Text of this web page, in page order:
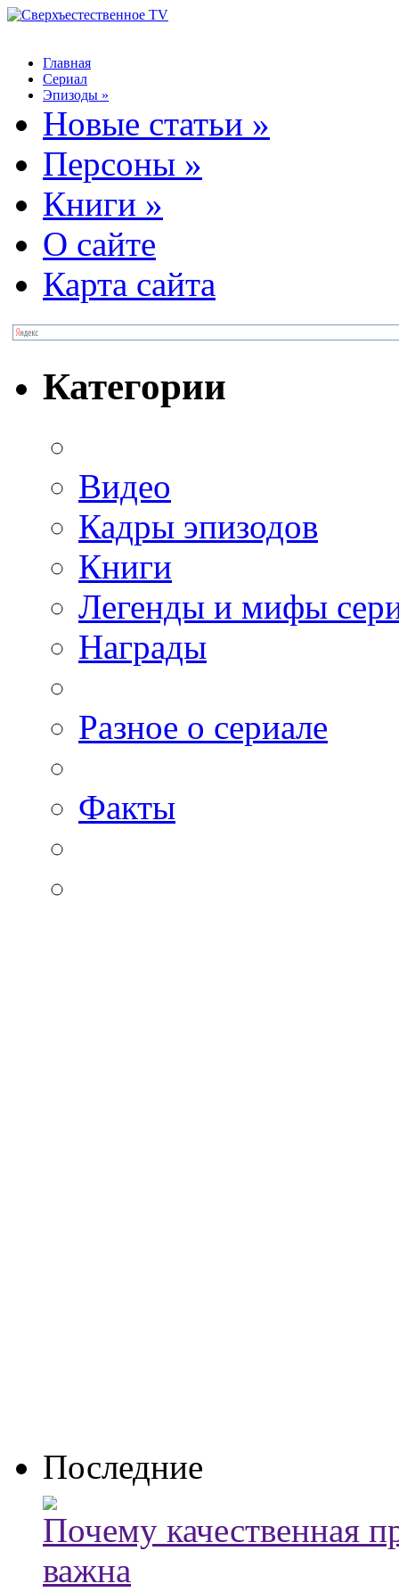
Главная
Сериал
Эпизоды »
Новые статьи »
Персоны »
Книги »
О сайте
Карта сайта
Категории
Видео
Кадры эпизодов
Книги
Легенды и мифы
Награды
Разное о сериале
Факты
Последние
Почему качественная
важна